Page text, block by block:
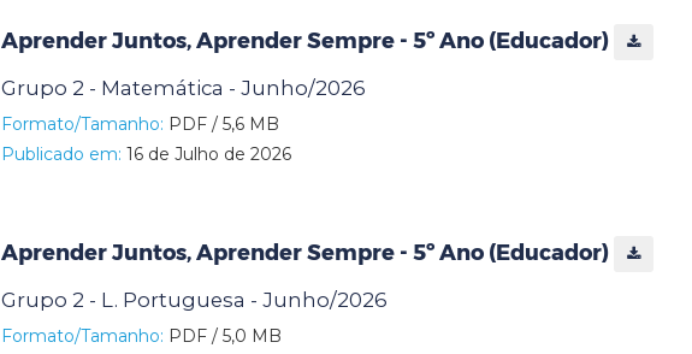
Aprender Juntos, Aprender Sempre - 5º Ano (Educador)
Grupo 2 - Matemática - Junho/2026
Formato/Tamanho: PDF / 5,6 MB
Publicado em: 16 de Julho de 2026
Aprender Juntos, Aprender Sempre - 5º Ano (Educador)
Grupo 2 - L. Portuguesa - Junho/2026
Formato/Tamanho: PDF / 5,0 MB